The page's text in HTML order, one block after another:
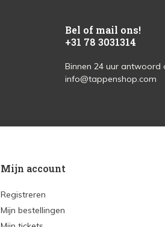
Bel of mail ons!
+31 78 3031314
Binnen 24 uur antwoord
info@tappenshop.com
Mijn account
Registreren
Mijn bestellingen